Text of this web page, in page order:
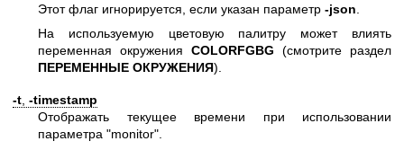
Этот флаг игнорируется, если указан параметр -json
На используемую цветовую палитру может влиять
переменная окружения COLORFGBG (смотрите раздел
ПЕРЕМЕННЫЕ ОКРУЖЕНИЯ).
-t -timestamp
Отображать текущее времени при использовании
параметра "monitor".